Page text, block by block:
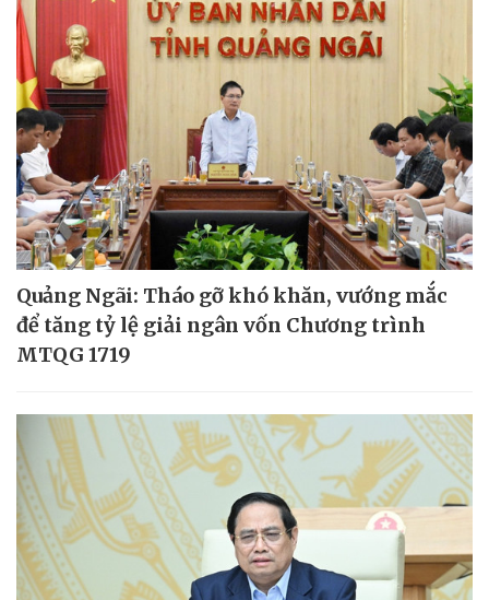
Quảng Ngãi: Tháo gỡ khó khăn, vướng mắc
để tăng tỷ lệ giải ngân vốn Chương trình
MTQG 1719